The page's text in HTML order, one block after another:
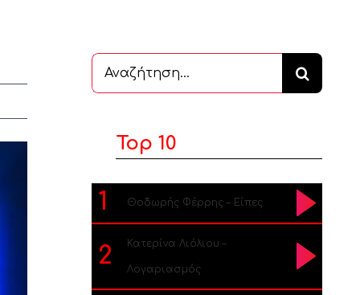
Αναζήτηση
...
Top 10
1 Θοδωρής Φέρρης – Είπες
2 Κατερίνα Λιόλιου –
Λογαριασμός